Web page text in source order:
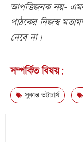
আপত্তিজনক নয়- এমন
পাঠকের নিজস্ব
নেবে না।
সম্পর্কিত বিষয়:
সুকান্ত ভট্টাচার্য